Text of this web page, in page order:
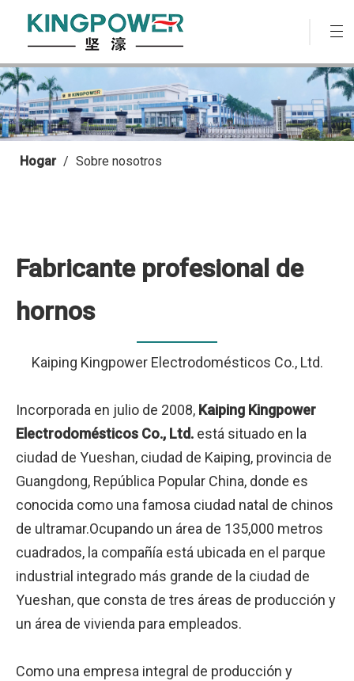
Hogar / Sobre nosotros
Fabricante profesional de
hornos
Kaiping Kingpower Electrodomésticos Co., Ltd.
Incorporada en julio de 2008, Kaiping Kingpower
Electrodomésticos Co., Ltd. está situado en la
ciudad de Yueshan, ciudad de Kaiping, provincia de
Guangdong, República Popular China, donde es
conocida como una famosa ciudad natal de chinos
de ultramar.Ocupando un área de 135,000 metros
cuadrados, la compañía está ubicada en el parque
industrial integrado más grande de la ciudad de
Yueshan, que consta de tres áreas de producción y
un área de vivienda para empleados.
Como una empresa integral de producción y